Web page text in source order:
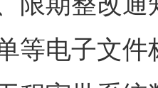
等电子文